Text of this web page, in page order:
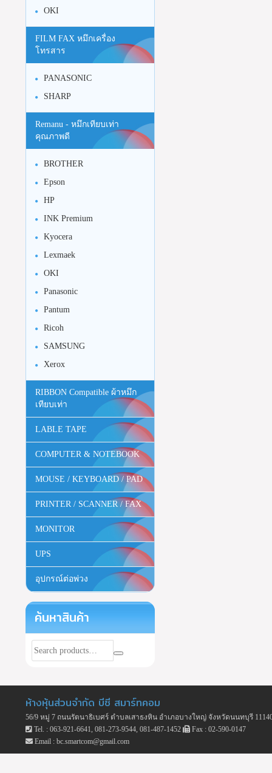
OKI
FILM FAX หมึกเครื่อง
โทรสาร
PANASONIC
SHARP
Remanu - หมึกเทียบเท่า
คุณภาพดี
BROTHER
Epson
HP
INK Premium
Kyocera
Lexmaek
OKI
Panasonic
Pantum
Ricoh
SAMSUNG
Xerox
RIBBON Compatible ผ้าหมึก
เทียบเท่า
LABLE TAPE
COMPUTER & NOTEBOOK
MOUSE / KEYBOARD / PAD
PRINTER / SCANNER / FAX
MONITOR
UPS
อุปกรณ์ต่อพ่วง
ค้นหาสินค้า
ห้างหุ้นส่วนจำกัด บีซี สมาร์ทคอม
56/9 หมู่ 7 ถนนรัตนาธิเบศร์ ตำบลเสาธงหิน อำเภอบางใหญ่ จังหวัดนนทบุรี
Tel. : 063-921-6641, 081-273-9544, 081-487-1452
Fax : 02-590-0147
Email : bc.smartcom@gmail.com